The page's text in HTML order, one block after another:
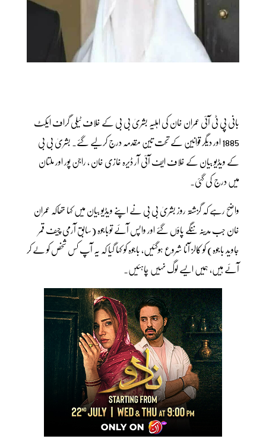
بانی پی ٹی آئی عمران خان کی اہلیہ بشریٰ بی بی کے خلاف ٹیلی گراف ایکٹ
1885 اور دیگر قوانین کے تحت تین مقدمہ درج کرلیے گئے۔ بشریٰ بی بی
کے ویڈیو بیان کے خلاف ایف آئی آر ڈیرہ غازی خان ، راجن پور اور ملتان
میں درج کی گئی۔
واضح رہے کہ گزشتہ روز بشریٰ بی بی نے اپنے ویڈیو بیان میں کہا تھاکہ عمران
خان جب مدینہ ننگے پاؤں گئے اور واپس آئے توباجوہ (سابق آرمی چیف قمر
جاوید باجوہ) کو کالز آنا شروع ہوگئیں، باجوہ کو کہا گیا کہ یہ آپ کس شخص کو لے کر
آئے ہیں، ہمیں ایسے لوگ نہیں چاہئیں۔